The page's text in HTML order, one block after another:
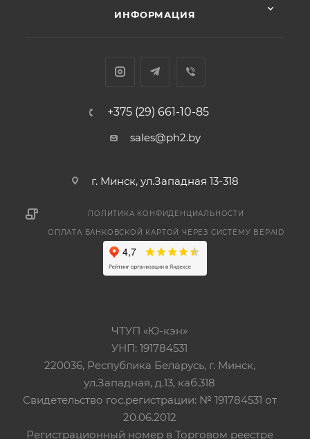
ИНФОРМАЦИЯ
+375 (29) 661-10-85
sales@ph2.by
г. Минск, ул.Западная 13-318
ПОЛИТИКА КОНФИДЕНЦИАЛЬНОСТИ
ОПЛАТА БАНКОВСКОЙ КАРТОЙ ЧЕРЕЗ СИСТЕМУ BEPAID
ЧТУП «Ю-кэн»
УНП: 191784531
220036, Республика Беларусь, г. Минск,
ул.Западная, д.13, каб.318
Свидетельство гос.регистрации: № 191784531 от
20.06.2012
Регистрационный номер в Торговом реестре